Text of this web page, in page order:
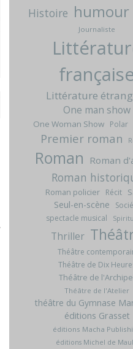
Histoire humour
Journaliste
Littérature
One man show
One Woman Show Polar
Premier roman
Roman Roman
Roman
Roman policier Récit
Seul-en-scène
spectacle musical
Thriller
Théâtre
Théâtre de Dix
Théâtre de
Théâtre de l'Atelier
théâtre du Gymnase
éditions Grasset
éditions Macha
éditions Michel de